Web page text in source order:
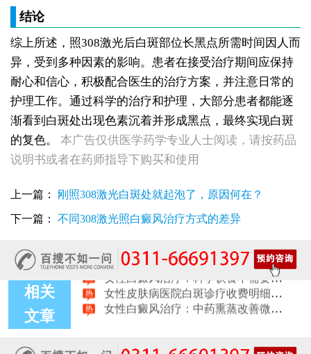
结论
综上所述，照308激光后白斑部位长黑点所需时间因人而
异，受到多种因素的影响。患者在接受治疗期间应保持
耐心和信心，积极配合医生的治疗方案，并注意日常的
护理工作。通过科学的治疗和护理，大部分患者都能逐
渐看到白斑处出现色素沉着并形成黑点，最终实现白斑
的复色。
本广告仅供医学药学专业人士阅读，请按药品
说明书或者在药师指导下购买和使用
上一篇： 刚照308激光白斑处就起泡了，原因何在？
下一篇： 不同308激光照白癜风治疗方式的差异
相关
文章
女性白斑康复随访服务对比：好医院该做到哪些
女性皮肤白斑误诊后，白癜风治疗方案怎么调整才有效
女性白癜风治疗：遮盖产品选择安全标准是什么
女性皮肤白斑护理指南：家属陪伴需留意的细节
女性白癜风治疗：微量元素补充对康复的作用
治疗女性皮肤病的医院：白斑患者康复训练指导手册
女性白斑专科诊疗：收费透明化说明
女性白癜风：饮食忌口的科学标准是什么
治疗女性皮肤病的医院：白斑患者线上复诊操作步骤
女性白癜风治疗：科学饮食不需要过度忌口
女性皮肤病医院白斑诊疗收费明细公开
女性白癜风治疗：中药熏蒸改善微循环的作用